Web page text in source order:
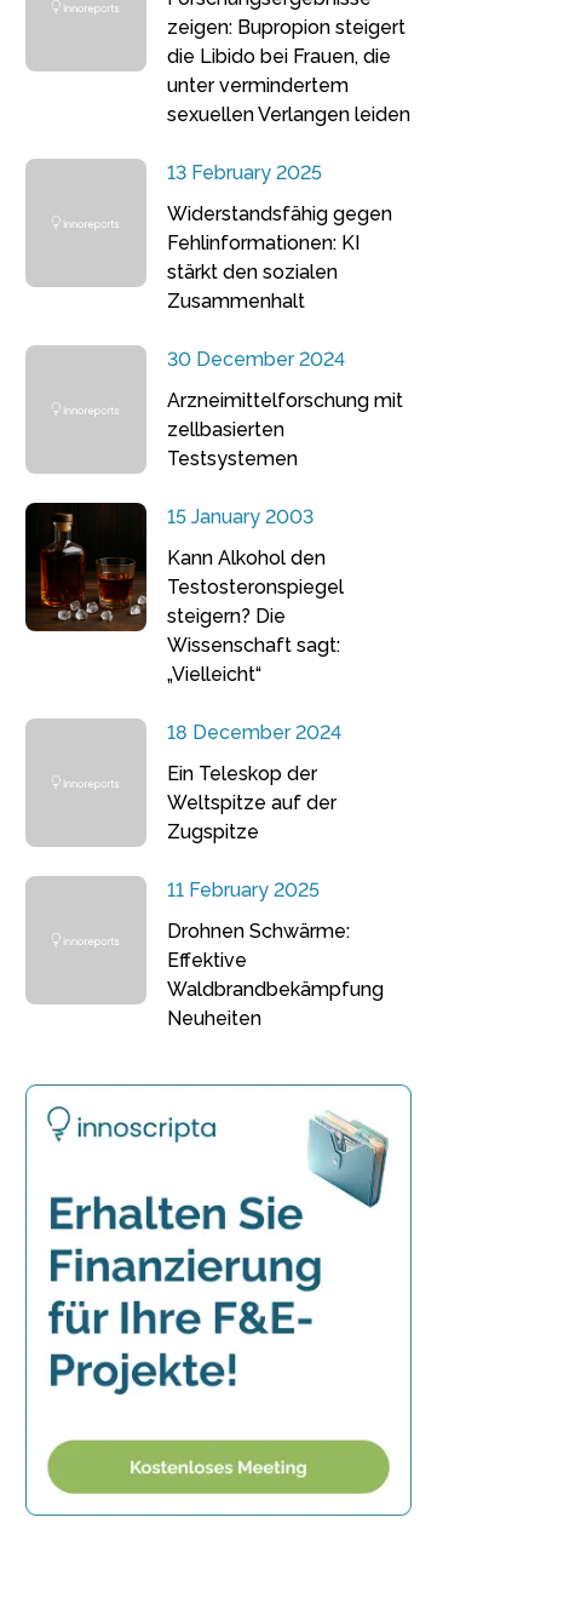
zeigen: Bupropion steigert
die Libido bei Frauen, die
unter vermindertem
sexuellen Verlangen leiden
13 February 2025
Widerstandsfähig gegen
Fehlinformationen: KI
stärkt den sozialen
Zusammenhalt
30 December 2024
Arzneimittelforschung mit
zellbasierten
Testsystemen
15 January 2003
Kann Alkohol den
Testosteronspiegel
steigern? Die
Wissenschaft sagt:
„Vielleicht“
18 December 2024
Ein Teleskop der
Weltspitze auf der
Zugspitze
11 February 2025
Drohnen Schwärme:
Effektive
Waldbrandbekämpfung
Neuheiten